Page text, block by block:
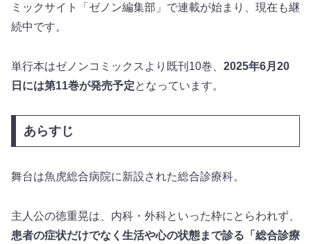
ミックサイト「ゼノン編集部」で連載が始まり、現在も継
続中です。
単行本はゼノンコミックスより既刊10巻、 2025年6月20
日には第11巻が発売予定となっています。
あらすじ
舞台は魚虎総合病院に新設された総合診療科。
主人公の徳重晃は、内科・外科といった枠にとらわれず、
患者の症状だけでなく生活や心の状態まで診る「総合診療